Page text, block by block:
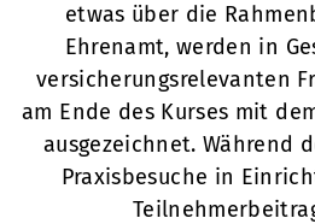
etwas über die
Ehrenamt, werden in
versicherungsrelevanten
am Ende des Kurses mit
ausgezeichnet. Während
Praxisbesuche in